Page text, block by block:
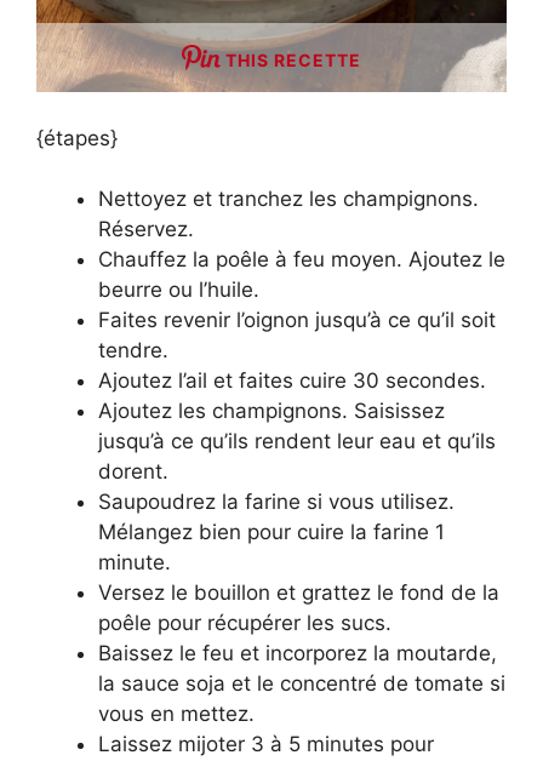
THIS RECETTE
{étapes}
Nettoyez et tranchez les champignons.
Réservez.
Chauffez la poêle à feu moyen. Ajoutez le
beurre ou l’huile.
Faites revenir l’oignon jusqu’à ce qu’il soit
tendre.
Ajoutez l’ail et faites cuire 30 secondes.
Ajoutez les champignons. Saisissez
jusqu’à ce qu’ils rendent leur eau et qu’ils
dorent.
Saupoudrez la farine si vous utilisez.
Mélangez bien pour cuire la farine 1
minute.
Versez le bouillon et grattez le fond de la
poêle pour récupérer les sucs.
Baissez le feu et incorporez la moutarde,
la sauce soja et le concentré de tomate si
vous en mettez.
Laissez mijoter 3 à 5 minutes pour